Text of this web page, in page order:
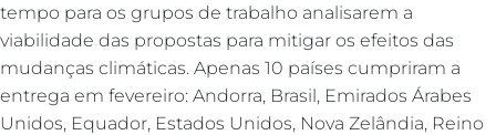
tempo para os grupos de trabalho analisarem a
viabilidade das propostas para mitigar os efeitos das
mudanças climáticas. Apenas 10 países cumpriram a
entrega em fevereiro: Andorra, Brasil, Emirados Árabes
Unidos, Equador, Estados Unidos, Nova Zelândia, Reino